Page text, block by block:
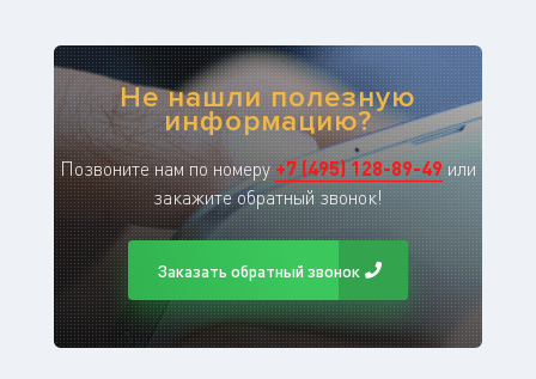
Не нашли полезную
информацию?
Позвоните нам по номеру+7(495)128-89-49 или
закажите обратный звонок!
Заказать обратный звонок